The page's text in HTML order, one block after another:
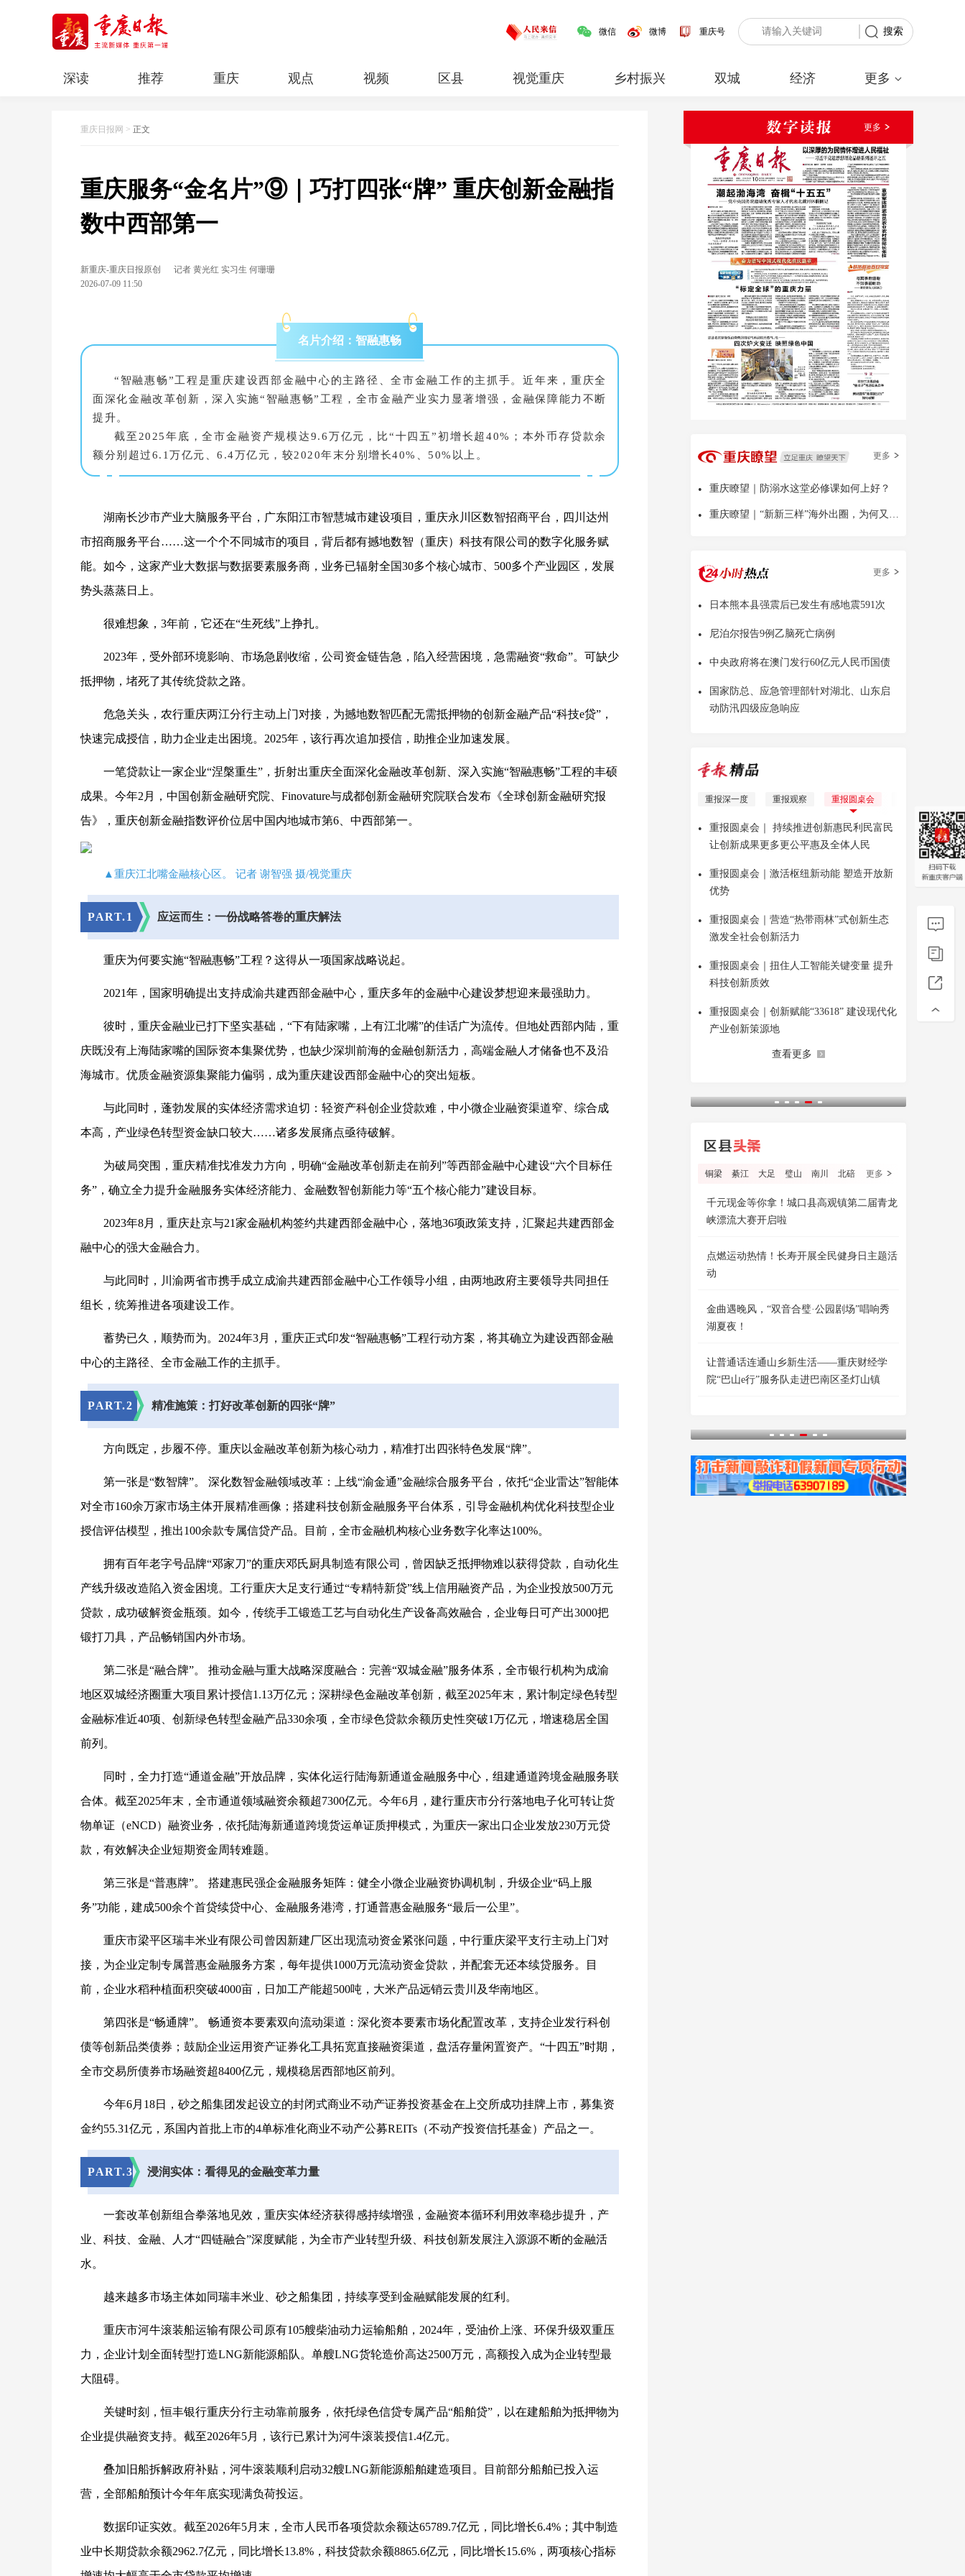
微信 微博 重庆号 搜索
深读 推荐 重庆 观点 视频 区县 视觉重庆 乡村振兴 双城 经济 更多
重庆日报网 > 正文
重庆服务“金名片”⑨｜巧打四张“牌” 重庆创新金融指
数中西部第一
新重庆-重庆日报原创
记者 黄光红 实习生 何珊珊
2026-07-09 11:50
名片介绍：智融惠畅
“智融惠畅”工程是重庆建设西部金融中心的主路径、全市金融工作的主抓手。近年来，重庆全
面深化金融改革创新，深入实施“智融惠畅”工程，全市金融产业实力显著增强，金融保障能力不断
提升。
截至2025年底，全市金融资产规模达9.6万亿元，比“十四五”初增长超40%；本外币存贷款余
额分别超过6.1万亿元、6.4万亿元，较2020年末分别增长40%、50%以上。
湖南长沙市产业大脑服务平台，广东阳江市智慧城市建设项目，重庆永川区数智招商平台，四川达州
市招商服务平台……这一个个不同城市的项目，背后都有撼地数智（重庆）科技有限公司的数字化服务赋
能。如今，这家产业大数据与数据要素服务商，业务已辐射全国30多个核心城市、500多个产业园区，发展
势头蒸蒸日上。
很难想象，3年前，它还在“生死线”上挣扎。
2023年，受外部环境影响、市场急剧收缩，公司资金链告急，陷入经营困境，急需融资“救命”。可缺少
抵押物，堵死了其传统贷款之路。
危急关头，农行重庆两江分行主动上门对接，为撼地数智匹配无需抵押物的创新金融产品“科技e贷”，
快速完成授信，助力企业走出困境。2025年，该行再次追加授信，助推企业加速发展。
一笔贷款让一家企业“涅槃重生”，折射出重庆全面深化金融改革创新、深入实施“智融惠畅”工程的丰硕
成果。今年2月，中国创新金融研究院、Finovature与成都创新金融研究院联合发布《全球创新金融研究报
告》，重庆创新金融指数评价位居中国内地城市第6、中西部第一。
▲重庆江北嘴金融核心区。 记者 谢智强 摄/视觉重庆
PART.1 应运而生：一份战略答卷的重庆解法
重庆为何要实施“智融惠畅”工程？这得从一项国家战略说起。
2021年，国家明确提出支持成渝共建西部金融中心，重庆多年的金融中心建设梦想迎来最强助力。
彼时，重庆金融业已打下坚实基础，“下有陆家嘴，上有江北嘴”的佳话广为流传。但地处西部内陆，重
庆既没有上海陆家嘴的国际资本集聚优势，也缺少深圳前海的金融创新活力，高端金融人才储备也不及沿
海城市。优质金融资源集聚能力偏弱，成为重庆建设西部金融中心的突出短板。
与此同时，蓬勃发展的实体经济需求迫切：轻资产科创企业贷款难，中小微企业融资渠道窄、综合成
本高，产业绿色转型资金缺口较大……诸多发展痛点亟待破解。
为破局突围，重庆精准找准发力方向，明确“金融改革创新走在前列”等西部金融中心建设“六个目标任
务”，确立全力提升金融服务实体经济能力、金融数智创新能力等“五个核心能力”建设目标。
2023年8月，重庆赴京与21家金融机构签约共建西部金融中心，落地36项政策支持，汇聚起共建西部金
融中心的强大金融合力。
与此同时，川渝两省市携手成立成渝共建西部金融中心工作领导小组，由两地政府主要领导共同担任
组长，统筹推进各项建设工作。
蓄势已久，顺势而为。2024年3月，重庆正式印发“智融惠畅”工程行动方案，将其确立为建设西部金融
中心的主路径、全市金融工作的主抓手。
PART.2 精准施策：打好改革创新的四张“牌”
方向既定，步履不停。重庆以金融改革创新为核心动力，精准打出四张特色发展“牌”。
第一张是“数智牌”。 深化数智金融领域改革：上线“渝金通”金融综合服务平台，依托“企业雷达”智能体
对全市160余万家市场主体开展精准画像；搭建科技创新金融服务平台体系，引导金融机构优化科技型企业
授信评估模型，推出100余款专属信贷产品。目前，全市金融机构核心业务数字化率达100%。
拥有百年老字号品牌“邓家刀”的重庆邓氏厨具制造有限公司，曾因缺乏抵押物难以获得贷款，自动化生
产线升级改造陷入资金困境。工行重庆大足支行通过“专精特新贷”线上信用融资产品，为企业投放500万元
贷款，成功破解资金瓶颈。如今，传统手工锻造工艺与自动化生产设备高效融合，企业每日可产出3000把
锻打刀具，产品畅销国内外市场。
第二张是“融合牌”。 推动金融与重大战略深度融合：完善“双城金融”服务体系，全市银行机构为成渝
地区双城经济圈重大项目累计授信1.13万亿元；深耕绿色金融改革创新，截至2025年末，累计制定绿色转型
金融标准近40项、创新绿色转型金融产品330余项，全市绿色贷款余额历史性突破1万亿元，增速稳居全国
前列。
同时，全力打造“通道金融”开放品牌，实体化运行陆海新通道金融服务中心，组建通道跨境金融服务联
合体。截至2025年末，全市通道领域融资余额超7300亿元。今年6月，建行重庆市分行落地电子化可转让货
物单证（eNCD）融资业务，依托陆海新通道跨境货运单证质押模式，为重庆一家出口企业发放230万元贷
款，有效解决企业短期资金周转难题。
第三张是“普惠牌”。 搭建惠民强企金融服务矩阵：健全小微企业融资协调机制，升级企业“码上服
务”功能，建成500余个首贷续贷中心、金融服务港湾，打通普惠金融服务“最后一公里”。
重庆市梁平区瑞丰米业有限公司曾因新建厂区出现流动资金紧张问题，中行重庆梁平支行主动上门对
接，为企业定制专属普惠金融服务方案，每年提供1000万元流动资金贷款，并配套无还本续贷服务。目
前，企业水稻种植面积突破4000亩，日加工产能超500吨，大米产品远销云贵川及华南地区。
第四张是“畅通牌”。 畅通资本要素双向流动渠道：深化资本要素市场化配置改革，支持企业发行科创
债等创新品类债券；鼓励企业运用资产证券化工具拓宽直接融资渠道，盘活存量闲置资产。“十四五”时期，
全市交易所债券市场融资超8400亿元，规模稳居西部地区前列。
今年6月18日，砂之船集团发起设立的封闭式商业不动产证券投资基金在上交所成功挂牌上市，募集资
金约55.31亿元，系国内首批上市的4单标准化商业不动产公募REITs（不动产投资信托基金）产品之一。
PART.3 浸润实体：看得见的金融变革力量
一套改革创新组合拳落地见效，重庆实体经济获得感持续增强，金融资本循环利用效率稳步提升，产
业、科技、金融、人才“四链融合”深度赋能，为全市产业转型升级、科技创新发展注入源源不断的金融活
水。
越来越多市场主体如同瑞丰米业、砂之船集团，持续享受到金融赋能发展的红利。
重庆市河牛滚装船运输有限公司原有105艘柴油动力运输船舶，2024年，受油价上涨、环保升级双重压
力，企业计划全面转型打造LNG新能源船队。单艘LNG货轮造价高达2500万元，高额投入成为企业转型最
大阻碍。
关键时刻，恒丰银行重庆分行主动靠前服务，依托绿色信贷专属产品“船舶贷”，以在建船舶为抵押物为
企业提供融资支持。截至2026年5月，该行已累计为河牛滚装授信1.4亿元。
叠加旧船拆解政府补贴，河牛滚装顺利启动32艘LNG新能源船舶建造项目。目前部分船舶已投入运
营，全部船舶预计今年年底实现满负荷投运。
数据印证实效。截至2026年5月末，全市人民币各项贷款余额达65789.7亿元，同比增长6.4%；其中制造
业中长期贷款余额2962.7亿元，同比增长13.8%，科技贷款余额8865.6亿元，同比增长15.6%，两项核心指标
更多
更多
• 重庆瞭望｜防溺水这堂必修课如何上好？
• 重庆瞭望｜“新新三样”海外出圈，为何又是中国
更多
• 日本熊本县强震后已发生有感地震591次
• 尼泊尔报告9例乙脑死亡病例
• 中央政府将在澳门发行60亿元人民币国债
•
国家防总、应急管理部针对湖北、山东启
动防汛四级应急响应
重报深一度 重报观察 重报圆桌会
•
重报圆桌会｜ 持续推进创新惠民利民富民
让创新成果更多更公平惠及全体人民
•
重报圆桌会｜激活枢纽新动能 塑造开放新
优势
•
重报圆桌会｜营造“热带雨林”式创新生态
激发全社会创新活力
•
重报圆桌会｜扭住人工智能关键变量 提升
科技创新质效
•
重报圆桌会｜创新赋能“33618” 建设现代化
产业创新策源地
查看更多
铜梁 綦江 大足 璧山 南川 北碚 更多
千元现金等你拿！城口县高观镇第二届青龙
峡漂流大赛开启啦
点燃运动热情！长寿开展全民健身日主题活
动
金曲遇晚风，“双音合璧·公园剧场”唱响秀
湖夏夜！
让普通话连通山乡新生活——重庆财经学
院“巴山e行”服务队走进巴南区圣灯山镇